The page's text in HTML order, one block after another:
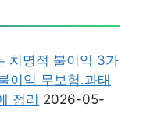
치명적 불이익 3가
이익 무보험.과태
정리 2026-05-